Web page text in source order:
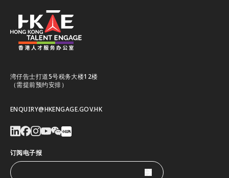
湾仔告士打道5号税务大楼12楼
（需提前预约安排）
ENQUIRY@HKENGAGE.GOV.HK
订阅电子报